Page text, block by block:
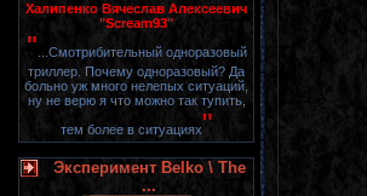
Халипенко Вячеслав Алексеевич
"Scream93"
" ...Смотрибительный одноразовый
триллер. Почему одноразовый? Да
больно уж много нелепых ситуаций,
ну не верю я что можно так тупить,
тем более в ситуациях"
Эксперимент Belko \ The
...